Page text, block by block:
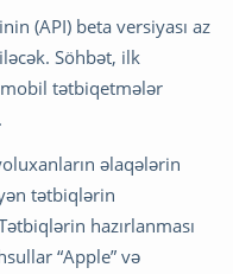
(API) beta versiyası az
Söhbət, ilk
tətbiqetmələr
əlaqələrin
tətbiqlərin
hazırlanması
“Apple” və